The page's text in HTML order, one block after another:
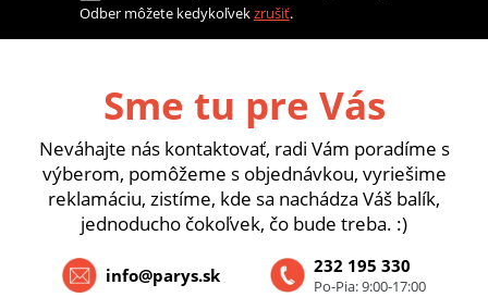
Odber môžete kedykoľvekzrušiť.
Sme tu pre Vás
Neváhajte nás kontaktovať, radi Vám poradíme s
výberom, pomôžeme s objednávkou, vyriešime
reklamáciu, zistíme, kde sa nachádza Váš balík,
jednoducho čokoľvek, čo bude treba. :)
232 195 330
Po-Pia: 9:00-17:00
info@parys.sk